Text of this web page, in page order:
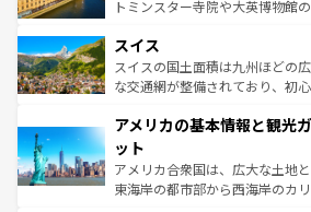
を参照してほしい。
してライン川沿いのワイン畑と
は、お酒好きな人にはぜひ体験してほしい
ドイツ情報はコンテンツ一覧を
トミンスター寺院や大英博物館
リアごとに異なる魅力がある。
ティー、ビール好きにはたまら
戦など、本場だからこそできる
ンツ一覧を参照してほしい。
スイス
スイスの国土面積は九州ほどの
な交通網が整備されており、初
の建物がそのまま残る町や、ス
博物館もあり、アルプス観光だ
ことができる。国民の所得が高
者向けの交通パス提供のサービ
アメリカの基本情報と観光
ット
アメリカ合衆国は、広大な土地
東海岸の都市部から西海岸のカ